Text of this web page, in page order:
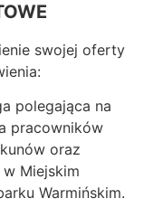
swojej oferty
polegająca na
pracowników
oraz
Miejskim
Warmińskim.